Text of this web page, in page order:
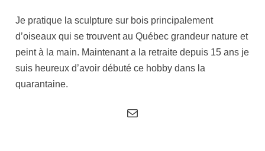
Je pratique la sculpture sur bois principalement
d’oiseaux qui se trouvent au Québec grandeur nature et
peint à la main. Maintenant a la retraite depuis 15 ans je
suis heureux d’avoir débuté ce hobby dans la
quarantaine.
Courriel